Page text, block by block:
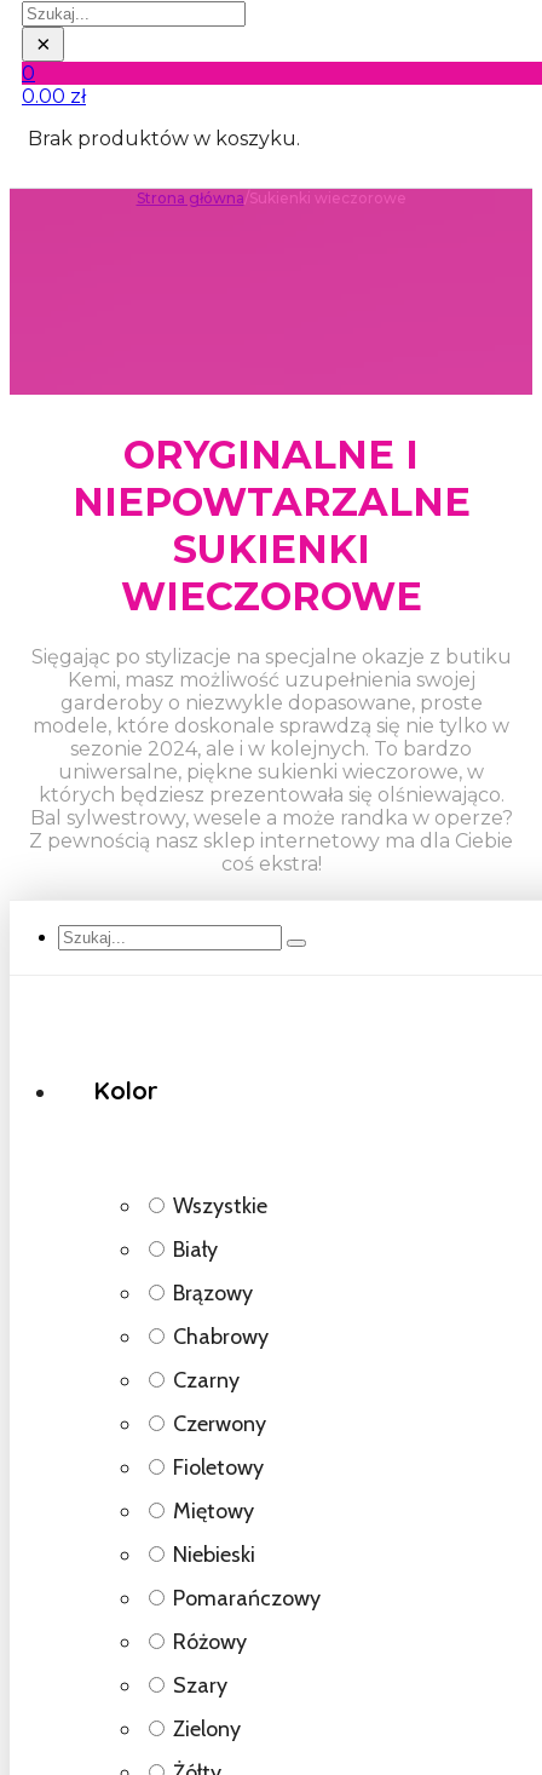
Szukaj
×
0
0.00 zł
Brak produktów w koszyku.
Strona główna/Sukienki wieczorowe
ORYGINALNE I
NIEPOWTARZALNE
SUKIENKI
WIECZOROWE
Sięgając po stylizacje na specjalne okazje z butiku
Kemi, masz możliwość uzupełnienia swojej
garderoby o niezwykle dopasowane, proste
modele, które doskonale sprawdzą się nie tylko w
sezonie 2024, ale i w kolejnych. To bardzo
uniwersalne, piękne sukienki wieczorowe, w
których będziesz prezentowała się olśniewająco.
Bal sylwestrowy, wesele a może randka w operze?
Z pewnością nasz sklep internetowy ma dla Ciebie
coś ekstra!
Szukaj...
Kolor
Wszystkie
Biały
Brązowy
Chabrowy
Czarny
Czerwony
Fioletowy
Miętowy
Niebieski
Pomarańczowy
Różowy
Szary
Zielony